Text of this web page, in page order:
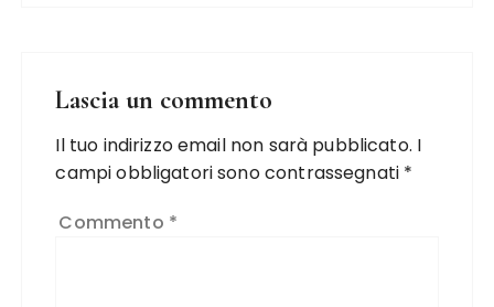
Lascia un commento
Il tuo indirizzo email non sarà pubblicato. I
campi obbligatori sono contrassegnati *
Commento *